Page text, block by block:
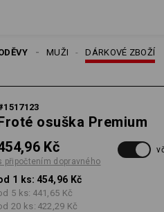
DÁRKOVÉ ZBOŽÍ
MUŽI
1517123
osuška Premium
Kč
připočtením dopravného
1 ks: 454,96 Kč
5 ks: 441,65 Kč
20 ks: 422,29 Kč